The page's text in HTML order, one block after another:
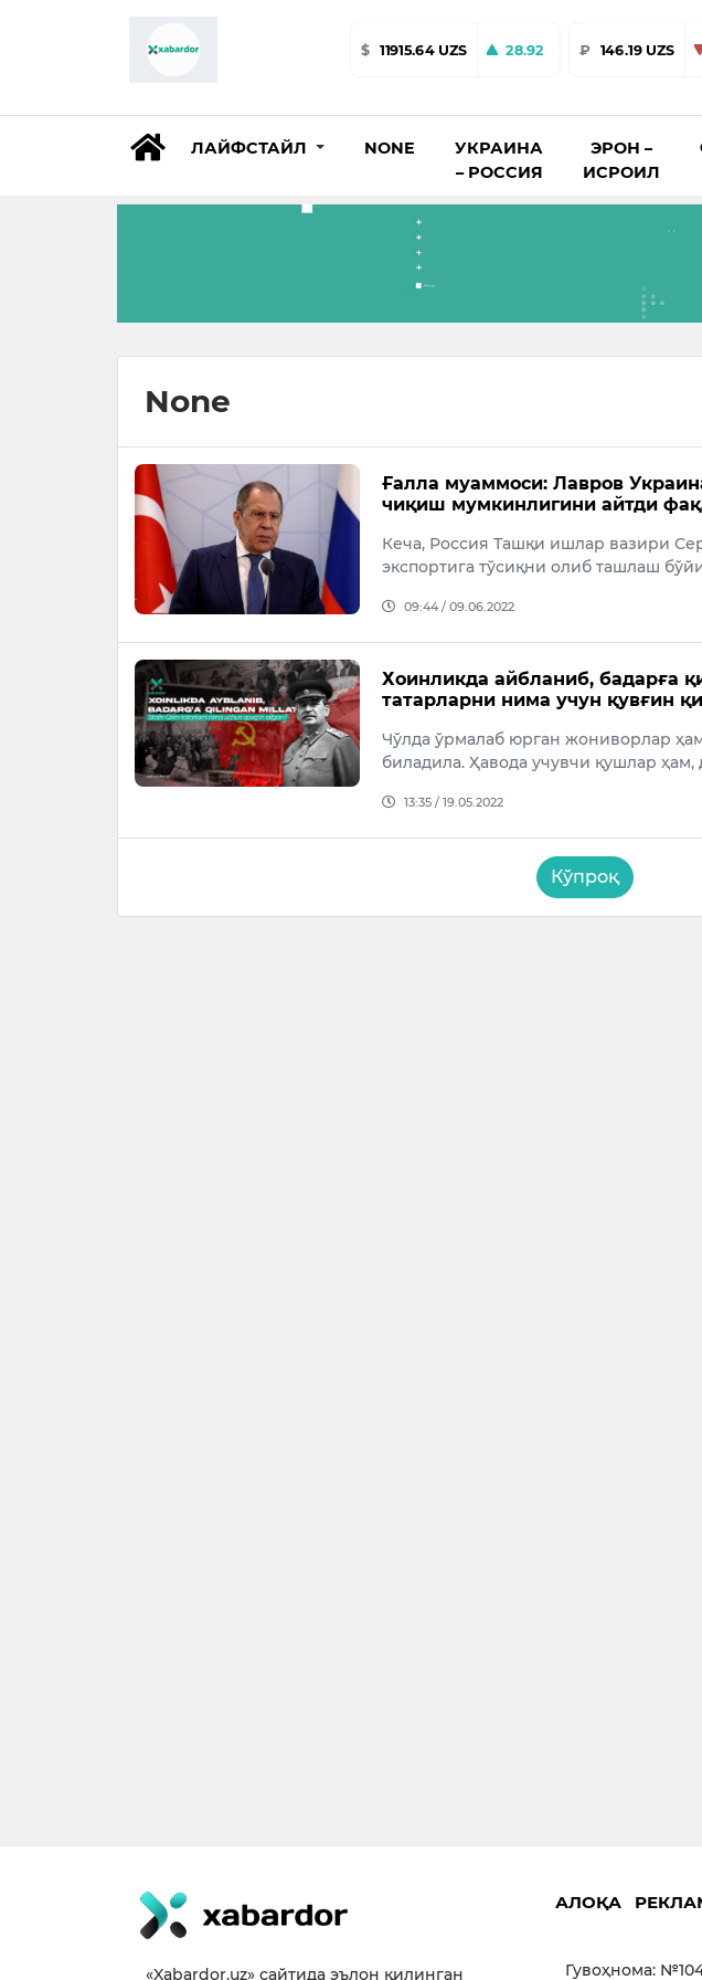
$ 11915.64 UZS 28.92 ₽ 146.19 UZS
ЛАЙФСТАЙЛ NONE
УКРАИНА
– РОССИЯ
ЭРОН –
ИСРОИЛ
None
Ғалла муаммоси: Лавров
чиқиш мумкинлигини айтди
Кеча, Россия Ташқи ишлар вазири
экспортига тўсиқни олиб ташлаш
09:44 / 09.06.2022
Хоинликда айбланиб, бадарға
татарларни нима учун қувғин
Чўлда ўрмалаб юрган жониворлар
биладила. Ҳавода учувчи қушлар ҳам,
13:35 / 19.05.2022
Кўпроқ
«Xabardor.uz» сайтида эълон қилинган
АЛОҚА
Гувоҳнома: